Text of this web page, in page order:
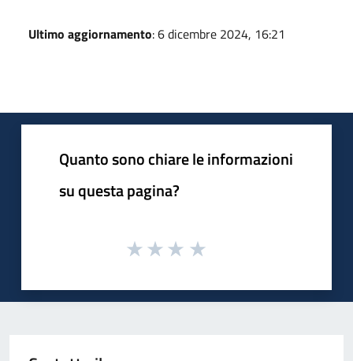
Ultimo aggiornamento: 6 dicembre 2024, 16:21
Quanto sono chiare le informazioni
su questa pagina?